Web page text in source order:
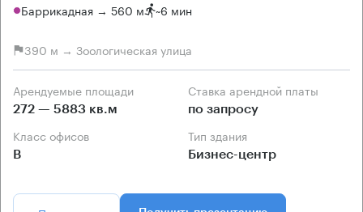
Баррикадная → 560 м ~6 мин
390 м → Зоологическая улица
Арендуемые площади
272 — 5883 кв.м
Ставка арендной платы
по запросу
Класс офисов
B
Тип здания
Бизнес-центр